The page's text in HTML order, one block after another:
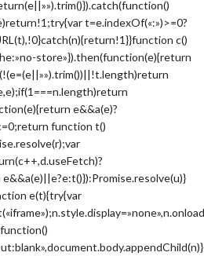
t=e.indexOf(«:»)>=0?
c()
store»}).then(function(e){return
e&&a(e)?
function t()
e(t){try{var